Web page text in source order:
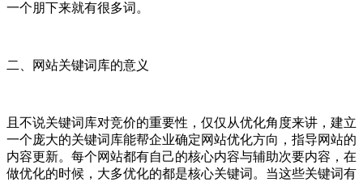
一个朋下来就有很多词。
二、网站关键词库的意义
且不说关键词库对竞价的重要性，仅仅从优化角度来讲，建立
一个庞大的关键词库能帮企业确定网站优化方向，指导网站的
内容更新。每个网站都有自己的核心内容与辅助次要内容，在
做优化的时候，大多优化的都是核心关键词。当这些关键词有